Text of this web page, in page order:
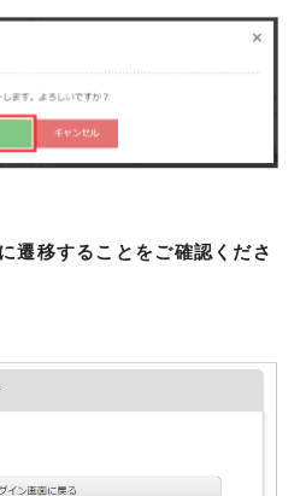
遷移することをご確認くださ